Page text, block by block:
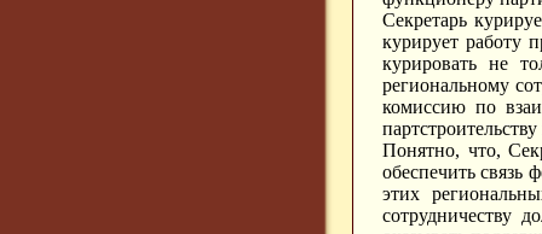
Секретарь
курирует работу
курировать не
региональному
комиссию по
Понятно, что,
обеспечить связь
этих
сотрудничеству